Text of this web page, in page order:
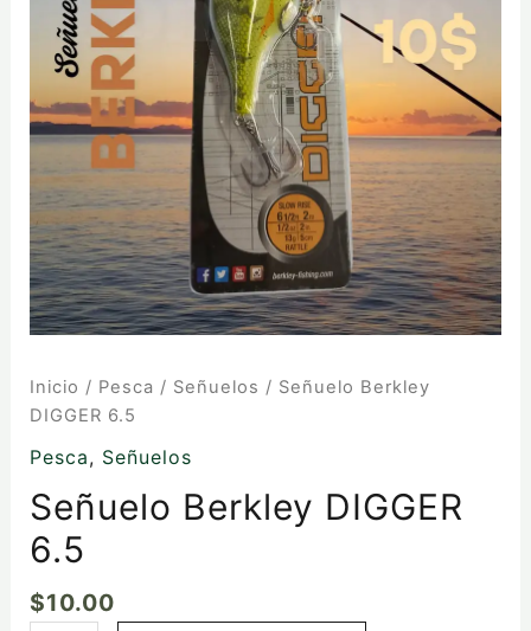
Inicio / Pesca / Señuelos / Señuelo Berkley
DIGGER 6.5
Pesca, Señuelos
Señuelo Berkley DIGGER
6.5
$10.00